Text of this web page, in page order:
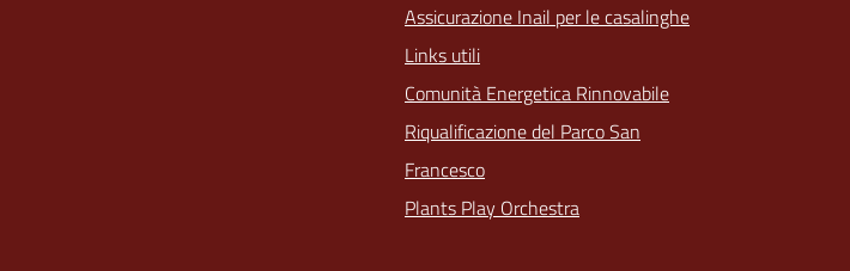
Assicurazione Inail per le casalinghe
Links utili
Comunità Energetica Rinnovabile
Riqualificazione del Parco San
Francesco
Plants Play Orchestra